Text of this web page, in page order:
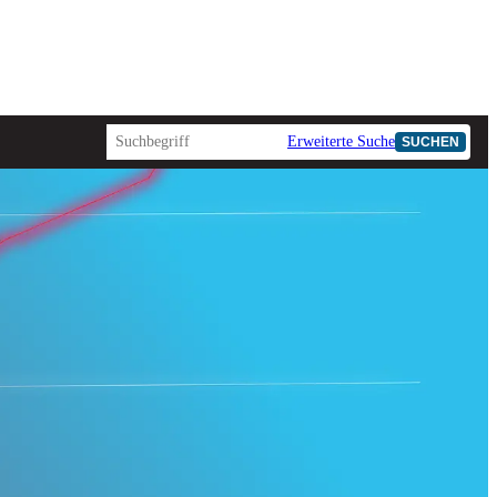
Erweiterte Suche SUCHEN